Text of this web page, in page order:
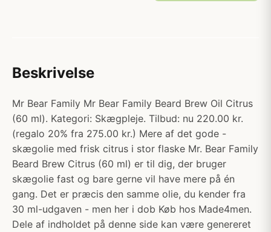
Beskrivelse
Mr Bear Family Mr Bear Family Beard Brew Oil Citrus
(60 ml). Kategori: Skægpleje. Tilbud: nu 220.00 kr.
(regalo 20% fra 275.00 kr.) Mere af det gode -
skægolie med frisk citrus i stor flaske Mr. Bear Family
Beard Brew Citrus (60 ml) er til dig, der bruger
skægolie fast og bare gerne vil have mere på én
gang. Det er præcis den samme olie, du kender fra
30 ml-udgaven - men her i dob Køb hos Made4men.
Dele af indholdet på denne side kan være genereret